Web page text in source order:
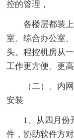
控的管理，
各楼层都装
室、综合办公室
头。程控机房从
工作更方便、更高
（二）、内
安装
1、从四月份
件，协助软件方